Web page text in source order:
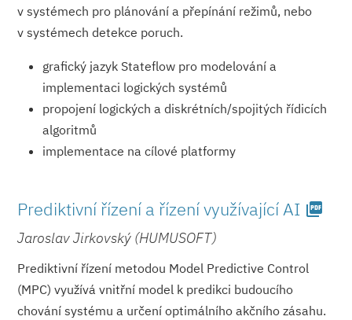
v systémech pro plánování a přepínání režimů, nebo
v systémech detekce poruch.
grafický jazyk Stateflow pro modelování a
implementaci logických systémů
propojení logických a diskrétních/spo­jitých řídicích
algoritmů
implementace na cílové platformy
Prediktivní řízení a řízení využívající AI picture_as_pdf
Jaroslav Jirkovský (HUMUSOFT)
Prediktivní řízení metodou Model Predictive Control
(MPC) využívá vnitřní model k predikci budoucího
chování systému a určení optimálního akčního zásahu.